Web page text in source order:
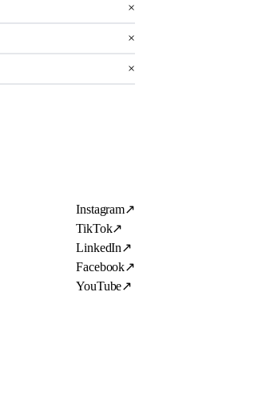
×
×
×
Instagram↗
TikTok↗
LinkedIn↗
Facebook↗
YouTube↗